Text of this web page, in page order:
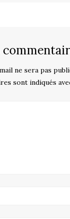
ne sera pas
sont indiqués